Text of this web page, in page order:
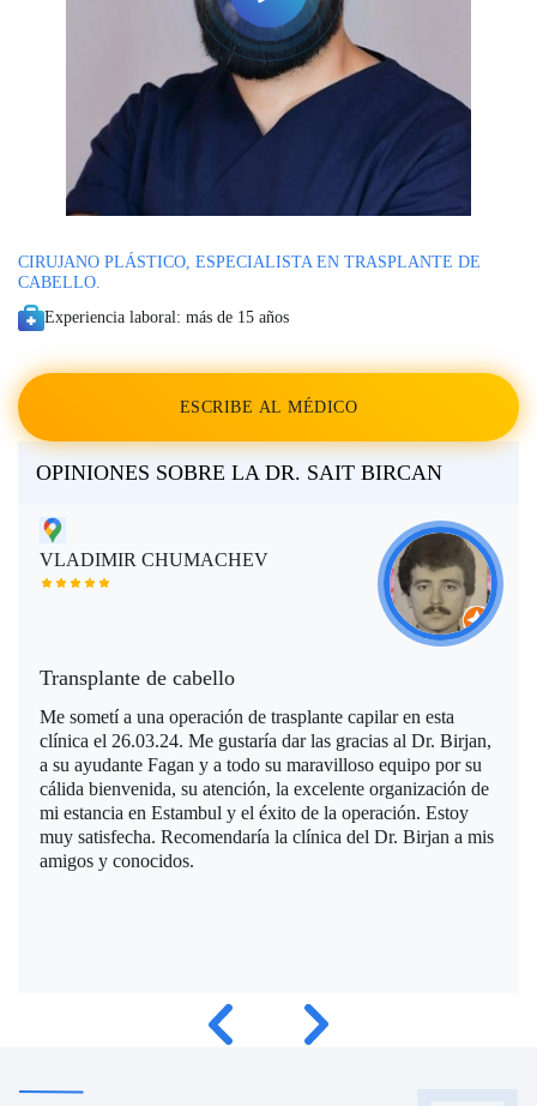
Ayurveda en Kerala, India
Urología y nefrología
Tratamiento de la infertilidad
Cirugía cardiaca
Otras especialidades
Clínicas de México
Otros países
Urólogos y nefrólogos
CIRUJANO PLÁSTICO, ESPECIALISTA EN TRASPLANTE DE
CABELLO.
Experiencia laboral: más de 15 años
ESCRIBE AL MÉDICO
OPINIONES SOBRE LA DR. SAIT BIRCAN
VLADIMIR CHUMACHEV
Transplante de cabello
Me sometí a una operación de trasplante capilar en esta
clínica el 26.03.24. Me gustaría dar las gracias al Dr. Birjan,
a su ayudante Fagan y a todo su maravilloso equipo por su
cálida bienvenida, su atención, la excelente organización de
mi estancia en Estambul y el éxito de la operación. Estoy
muy satisfecha. Recomendaría la clínica del Dr. Birjan a mis
amigos y conocidos.